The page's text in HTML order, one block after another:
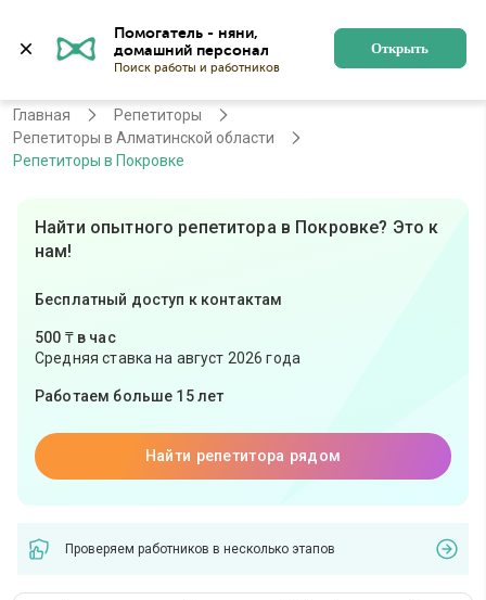
Помогатель - няни,
Поиск работы и работников
Открыть
Алматы Регистрация
Главная
Репетиторы
Репетиторы в Алматинской области
Репетиторы в Покровке
Найти опытного репетитора в Покровке? Это к
нам!
Бесплатный доступ к контактам
500 ₸ в час
Средняя ставка на август 2026 года
Работаем больше 15 лет
Найти репетитора рядом
Проверяем работников в несколько этапов